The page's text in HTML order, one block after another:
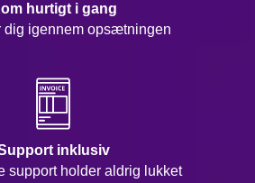
hurtigt i gang
igennem opsætningen
inklusiv
support holder aldrig lukket